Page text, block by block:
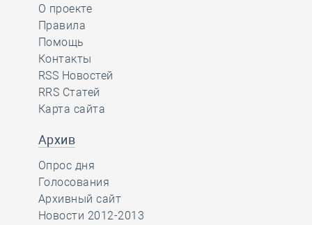
О проекте
Правила
Помощь
Контакты
RSS Новостей
RRS Статей
Карта сайта
Архив
Опрос дня
Голосования
Архивный сайт
Новости 2012-2013